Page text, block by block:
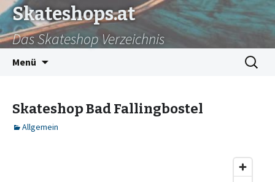
Skateshops.at
Das Skateshop Verzeichnis
Menü
Suchen
nach:
Skateshop Bad Fallingbostel
Allgemein